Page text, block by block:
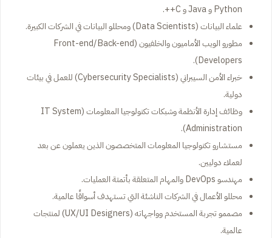
Python و Java و C++.
علماء البيانات (Data Scientists) ومحللو البيانات في الشركات الكبيرة.
مطورو الويب الأماميون والخلفيون (Front-end/Back-end
Developers).
خبراء الأمن السيبراني (Cybersecurity Specialists) للعمل في بيئات
دولية.
وظائف إدارة الأنظمة وشبكات تكنولوجيا المعلومات (IT System
Administration).
مستشارو تكنولوجيا المعلومات المتخصصون الذين يعملون عن بعد
لعملاء دوليين.
مهندسو DevOps والمهام المتعلقة بأتمتة العمليات.
محللو الأعمال في الشركات الناشئة التي تستهدف أسواقًا عالمية.
مصممو تجربة المستخدم وواجهاته (UX/UI Designers) لمنتجات
عالمية.